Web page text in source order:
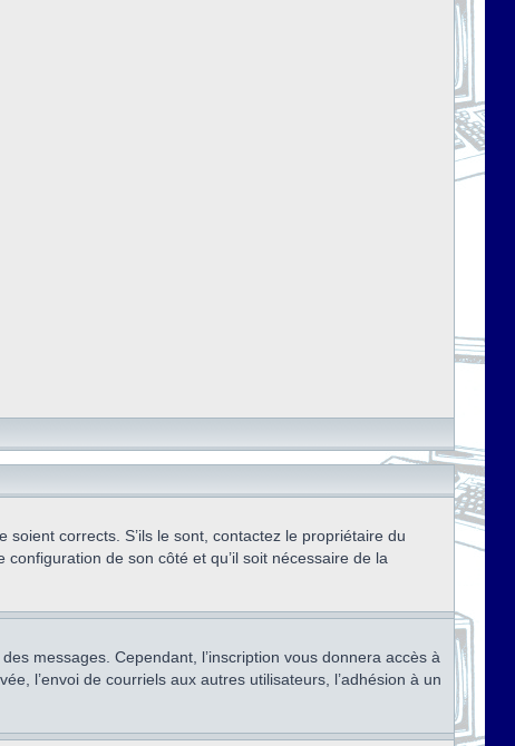
corrects. S’ils le sont, contactez le propriétaire du
de son côté et qu’il soit nécessaire de la
messages. Cependant, l’inscription vous donnera accès à
l’envoi de courriels aux autres utilisateurs, l’adhésion à un